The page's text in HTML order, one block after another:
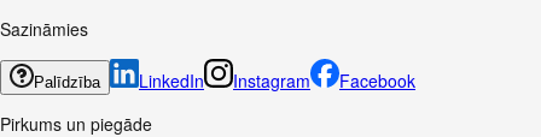
Sazināmies
Palīdzība LinkedIn Instagram
Facebook
Pirkums un piegāde